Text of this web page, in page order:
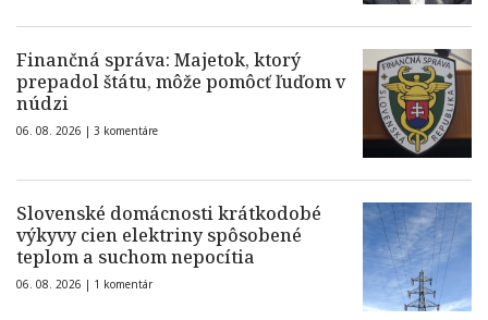
Finančná správa: Majetok, ktorý
prepadol štátu, môže pomôcť ľuďom v
núdzi
06. 08. 2026 | 3 komentáre
Slovenské domácnosti krátkodobé
výkyvy cien elektriny spôsobené
teplom a suchom nepocítia
06. 08. 2026 | 1 komentár